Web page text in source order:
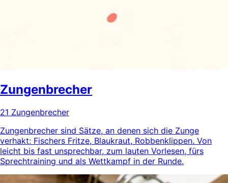
Zungenbrecher
21 Zungenbrecher
Zungenbrecher sind Sätze, an denen sich die Zunge
verhakt: Fischers Fritze, Blaukraut, Robbenklippen. Von
leicht bis fast unsprechbar, zum lauten Vorlesen, fürs
Sprechtraining und als Wettkampf in der Runde.